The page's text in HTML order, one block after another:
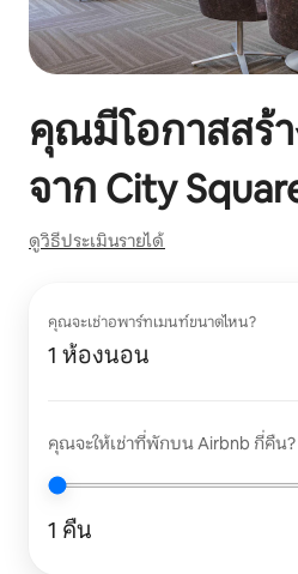
คุณมีโอกาสสร้า
จาก City
ดูวิธีประเมินรายได้
คุณจะเช่าอพาร์ทเมนท์ขนาดไหน?
1 ห้องนอน
คุณจะให้เช่าที่พักบน Airbnb กี่คืน?
1 คืน